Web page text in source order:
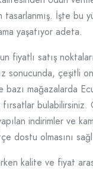
tasarlanmış. İşte bu
yaşatıyor adeta.
fiyatlı satış
sonucunda, çeşitli
bazı mağazalarda
bulabilirsiniz.
indirimler ve
dostu olmasını
kalite ve fiyat